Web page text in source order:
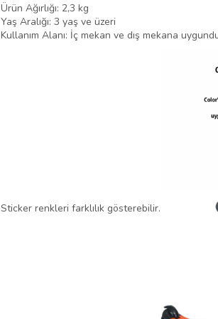
Ürün Ağırlığı: 2,3 kg
Yaş Aralığı: 3 yaş ve üzeri
Kullanım Alanı: İç mekan ve dış mekana
Sticker renkleri farklılık gösterebilir.